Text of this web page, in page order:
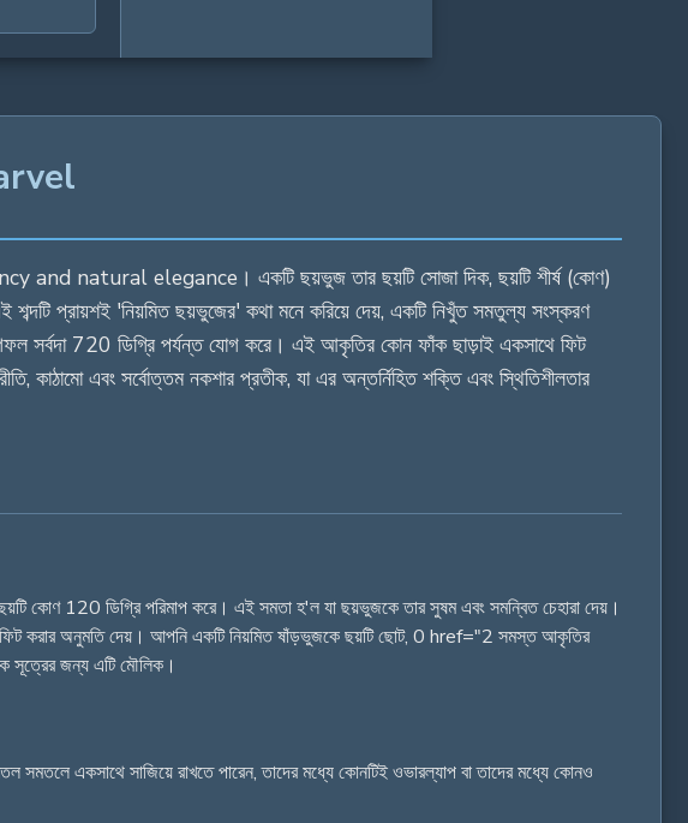
natural elegance। একটি ছয়ভুজ তার ছয়টি সোজা দিক, ছয়টি শীর্ষ (কোণ)
প্রায়শই 'নিয়মিত ছয়ভুজের' কথা মনে করিয়ে দেয়, একটি নিখুঁত সমতুল্য সংস্করণ
সর্বদা 720 ডিগ্রি পর্যন্ত যোগ করে। এই আকৃতির কোন ফাঁক ছাড়াই একসাথে ফিট
কাঠামো এবং সর্বোত্তম নকশার প্রতীক, যা এর অন্তর্নিহিত শক্তি এবং স্থিতিশীলতার
কোণ 120 ডিগ্রি পরিমাপ করে। এই সমতা হ'ল যা ছয়ভুজকে তার সুষম এবং সমন্বিত চেহারা দেয়।
ফিট করার অনুমতি দেয়। আপনি একটি নিয়মিত ষাঁড়ভুজকে ছয়টি ছোট, 0 href="2 সমস্ত আকৃতির
সূত্রের জন্য এটি মৌলিক।
একসাথে সাজিয়ে রাখতে পারেন, তাদের মধ্যে কোনটিই ওভারল্যাপ বা তাদের মধ্যে কোনও